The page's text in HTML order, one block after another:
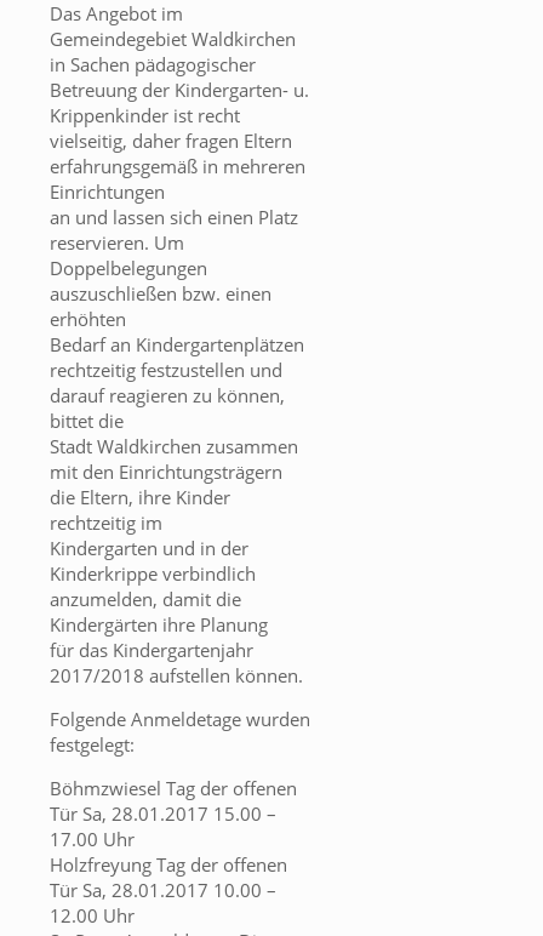
Das Angebot im
Gemeindegebiet Waldkirchen
in Sachen pädagogischer
Betreuung der Kindergarten- u.
Krippenkinder ist recht
vielseitig, daher fragen Eltern
erfahrungsgemäß in mehreren
Einrichtungen
an und lassen sich einen Platz
reservieren. Um
Doppelbelegungen
auszuschließen bzw. einen
erhöhten
Bedarf an Kindergartenplätzen
rechtzeitig festzustellen und
darauf reagieren zu können,
bittet die
Stadt Waldkirchen zusammen
mit den Einrichtungsträgern
die Eltern, ihre Kinder
rechtzeitig im
Kindergarten und in der
Kinderkrippe verbindlich
anzumelden, damit die
Kindergärten ihre Planung
für das Kindergartenjahr
2017/2018 aufstellen können.
Folgende Anmeldetage wurden
festgelegt:
Böhmzwiesel Tag der offenen
Tür Sa, 28.01.2017 15.00 –
17.00 Uhr
Holzfreyung Tag der offenen
Tür Sa, 28.01.2017 10.00 –
12.00 Uhr